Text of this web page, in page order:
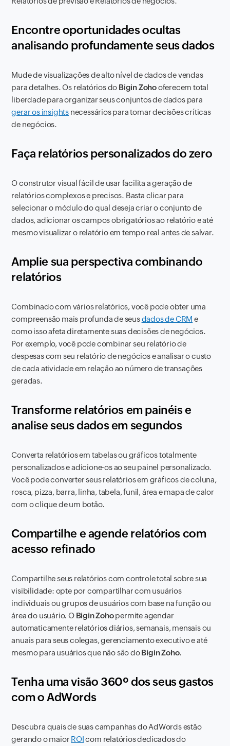
Encontre oportunidades ocultas
analisando profundamente seus dados
Mude de visualizações de alto nível de dados de vendas
para detalhes. Os relatórios do Bigin Zohooferecem total
liberdade para organizar seus conjuntos de dados para
gerar os insights necessários para tomar decisões críticas
de negócios.
Faça relatórios personalizados do zero
O construtor visual fácil de usar facilita a geração de
relatórios complexos e precisos. Basta clicar para
selecionar o módulo do qual deseja criar o conjunto de
dados, adicionar os campos obrigatórios ao relatório e até
mesmo visualizar o relatório em tempo real antes de salvar.
Amplie sua perspectiva combinando
relatórios
Combinado com vários relatórios, você pode obter uma
compreensão mais profunda de seusdados de CRM e
como isso afeta diretamente suas decisões de negócios.
Por exemplo, você pode combinar seu relatório de
despesas com seu relatório de negócios e analisar o custo
de cada atividade em relação ao número de transações
geradas.
Transforme relatórios em painéis e
analise seus dados em segundos
Converta relatórios em tabelas ou gráficos totalmente
personalizados e adicione-os ao seu painel personalizado.
Você pode converter seus relatórios em gráficos de coluna,
rosca, pizza, barra, linha, tabela, funil, área e mapa de calor
com o clique de um botão.
Compartilhe e agende relatórios com
acesso refinado
Compartilhe seus relatórios com controle total sobre sua
visibilidade: opte por compartilhar com usuários
individuais ou grupos de usuários com base na função ou
área do usuário. O Bigin Zohopermite agendar
automaticamente relatórios diários, semanais, mensais ou
anuais para seus colegas, gerenciamento executivo e até
mesmo para usuários que não são doBigin Zoho.
Tenha uma visão 360º dos seus gastos
com o AdWords
Descubra quais de suas campanhas do AdWords estão
gerando o maior ROIcom relatórios dedicados do